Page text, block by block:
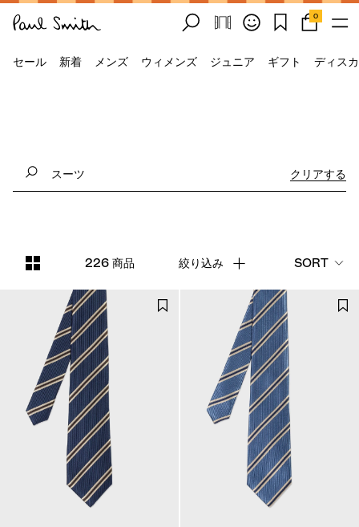
0
セール 新着 メンズ ウィメンズ ジュニア ギフト ディス
クリアする
226 商品 絞り込み SORT